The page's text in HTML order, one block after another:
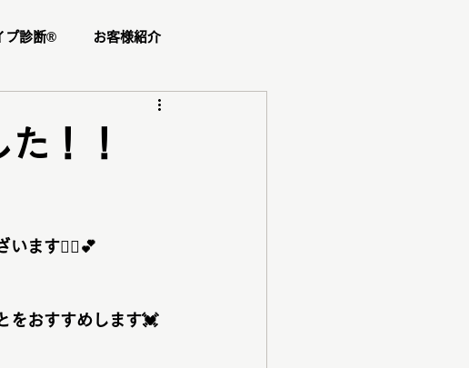
プ診断®️ お客様紹介
ブライダル
診断 コスメ紹介
！！
います🙇‍♀️💕
をおすすめします💓